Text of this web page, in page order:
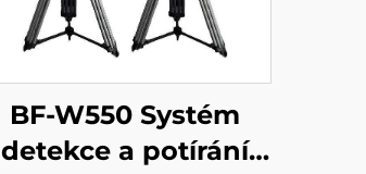
BF-W550 Systém
detekce a potírání